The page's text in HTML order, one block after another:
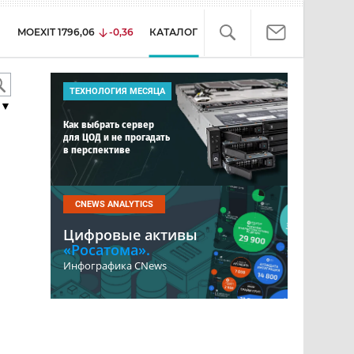
MOEXIT 1796,06 -0,36 КАТАЛОГ
ТЕХНОЛОГИЯ МЕСЯЦА
Как выбрать сервер
для ЦОД и не прогадать
в перспективе
CNEWS ANALYTICS
Цифровые активы
«Росатома».
Инфографика CNews